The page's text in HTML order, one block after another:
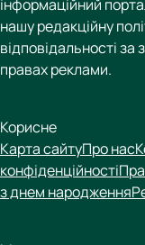
інформаційний
нашу редакційну
відповідальності за
правах реклами.
Корисне
Карта сайтуПро нас
конфіденційності
з днем народження